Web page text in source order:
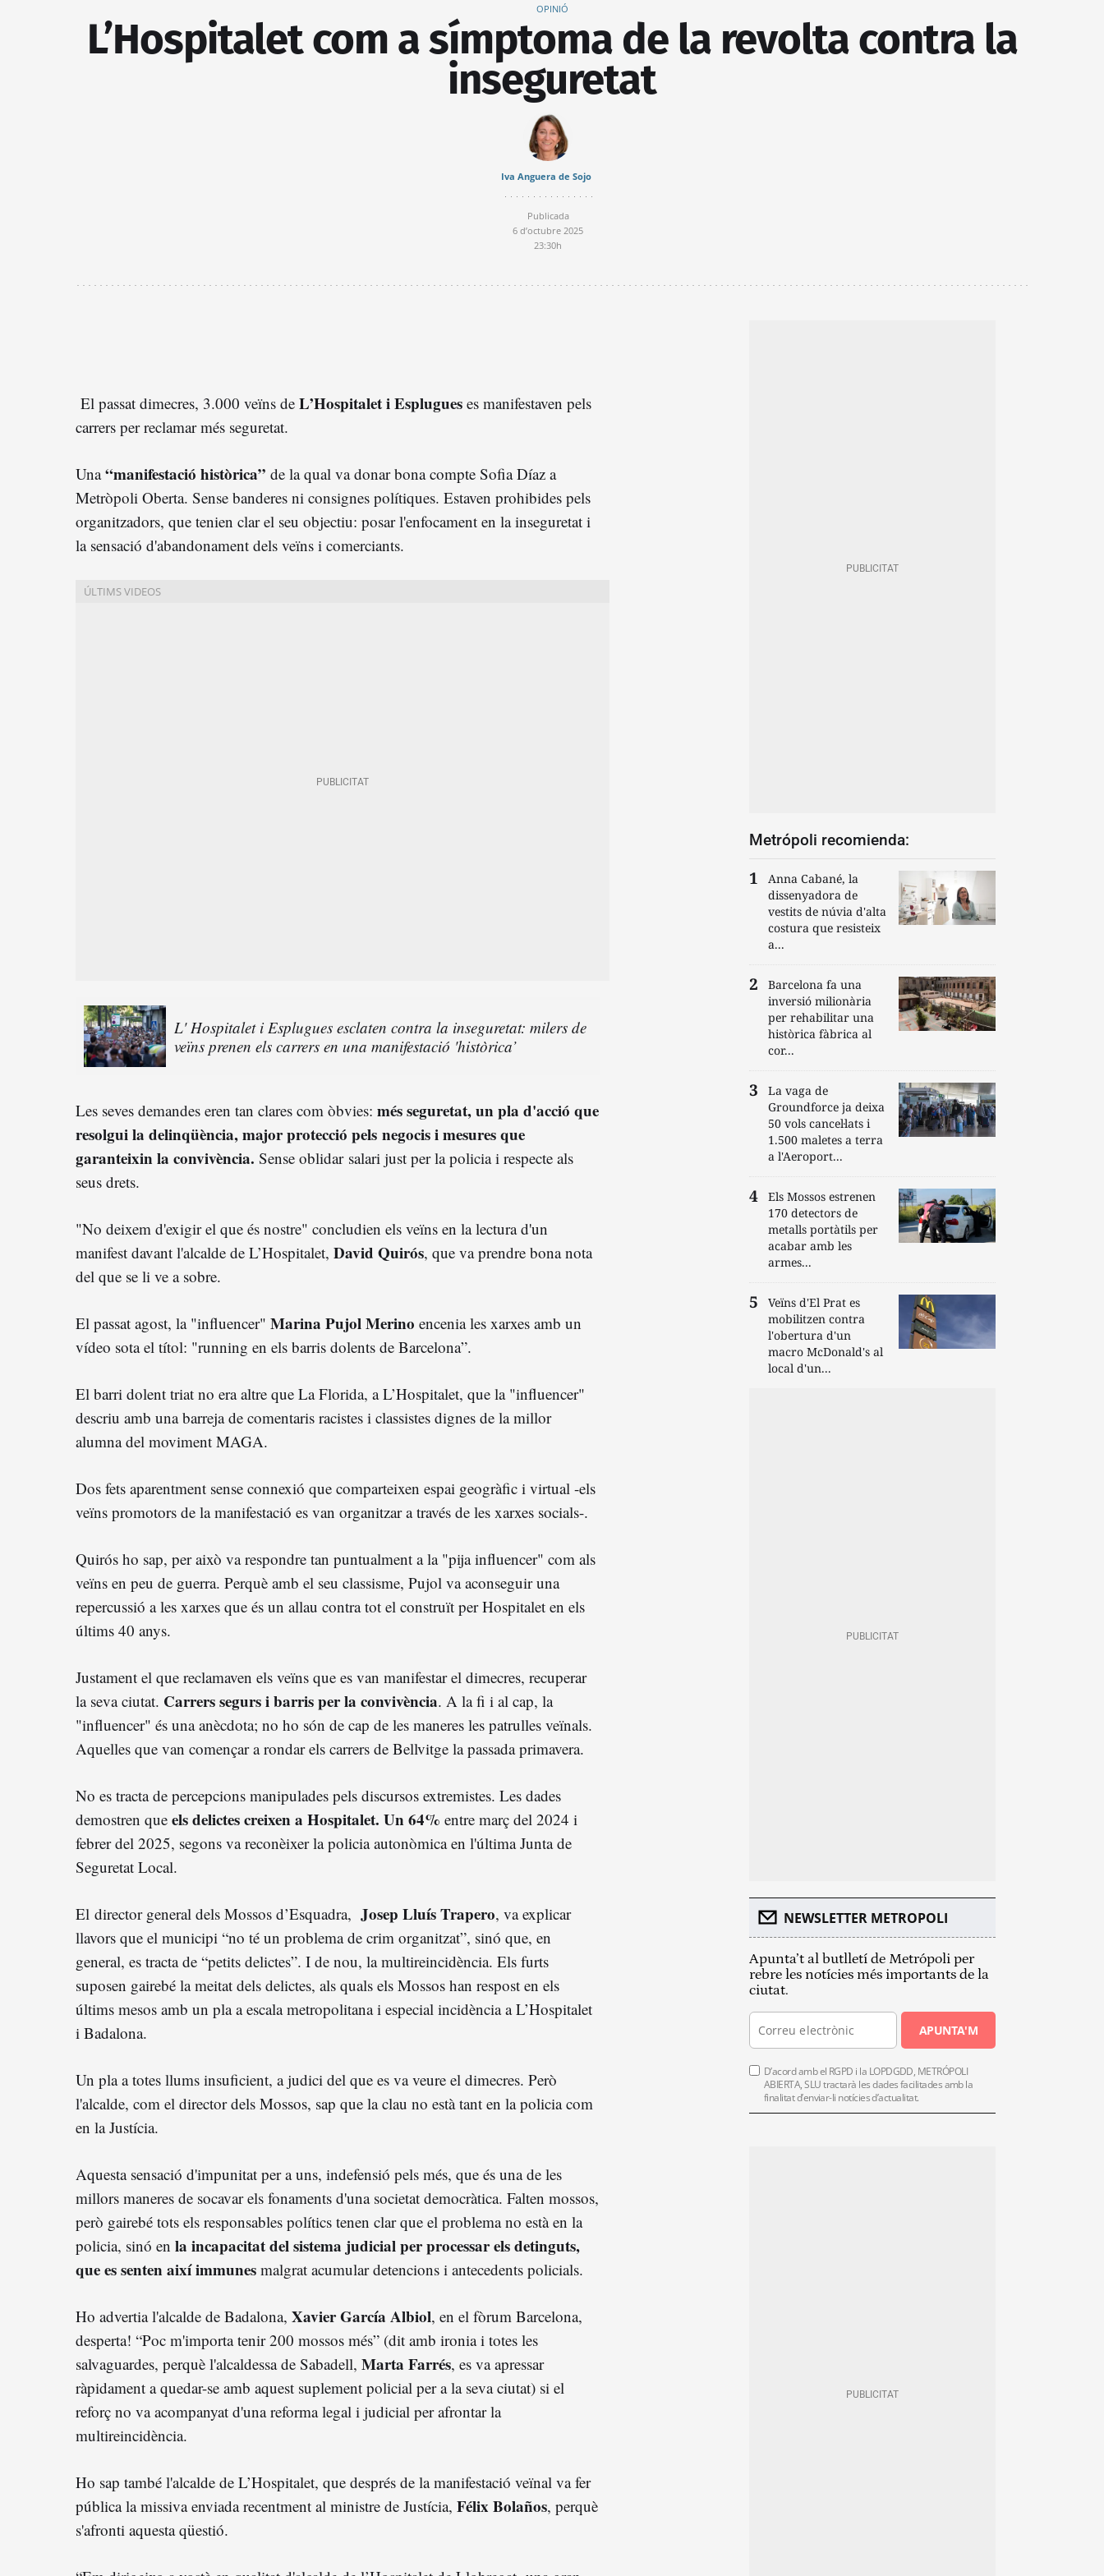
OPINIÓ
L’Hospitalet com a símptoma de la revolta contra la
inseguretat
Iva Anguera de Sojo
Publicada
6 d’octubre 2025
23:30h
El passat dimecres, 3.000 veïns de L’Hospitalet i Esplugues es manifestaven pels
carrers per reclamar més seguretat.
Una“manifestació històrica” de la qual va donar bona compte Sofia Díaz a
Metròpoli Oberta. Sense banderes ni consignes polítiques. Estaven prohibides pels
organitzadors, que tenien clar el seu objectiu: posar l'enfocament en la inseguretat i
la sensació d'abandonament dels veïns i comerciants.
L' Hospitalet i Esplugues esclaten contra la inseguretat: milers de
veïns prenen els carrers en una manifestació 'històrica’
Les seves demandes eren tan clares com òbvies: més seguretat, un pla d'acció que
resolgui la delinqüència, major protecció pels negocis i mesures que
garanteixin la convivència. Sense oblidar salari just per la policia i respecte als
seus drets.
"No deixem d'exigir el que és nostre" concludien els veïns en la lectura d'un
manifest davant l'alcalde de L’Hospitalet, David Quirós, que va prendre bona nota
del que se li ve a sobre.
El passat agost, la "influencer" Marina Pujol Merino encenia les xarxes amb un
vídeo sota el títol: "running en els barris dolents de Barcelona”.
El barri dolent triat no era altre que La Florida, a L’Hospitalet, que la "influencer"
descriu amb una barreja de comentaris racistes i classistes dignes de la millor
alumna del moviment MAGA.
Dos fets aparentment sense connexió que comparteixen espai geogràfic i virtual -els
veïns promotors de la manifestació es van organitzar a través de les xarxes socials-.
Quirós ho sap, per això va respondre tan puntualment a la "pija influencer" com als
veïns en peu de guerra. Perquè amb el seu classisme, Pujol va aconseguir una
repercussió a les xarxes que és un allau contra tot el construït per Hospitalet en els
últims 40 anys.
Justament el que reclamaven els veïns que es van manifestar el dimecres, recuperar
la seva ciutat. Carrers segurs i barris per la convivència. A la fi i al cap, la
"influencer" és una anècdota; no ho són de cap de les maneres les patrulles veïnals.
Aquelles que van començar a rondar els carrers de Bellvitge la passada primavera.
No es tracta de percepcions manipulades pels discursos extremistes. Les dades
demostren que els delictes creixen a Hospitalet. Un 64% entre març del 2024 i
febrer del 2025, segons va reconèixer la policia autonòmica en l'última Junta de
Seguretat Local.
El director general dels Mossos d’Esquadra, Josep Lluís Trapero, va explicar
llavors que el municipi “no té un problema de crim organitzat”, sinó que, en
general, es tracta de “petits delictes”. I de nou, la multireincidència. Els furts
suposen gairebé la meitat dels delictes, als quals els Mossos han respost en els
últims mesos amb un pla a escala metropolitana i especial incidència a L’Hospitalet
i Badalona.
Un pla a totes llums insuficient, a judici del que es va veure el dimecres. Però
l'alcalde, com el director dels Mossos, sap que la clau no està tant en la policia com
en la Justícia.
Aquesta sensació d'impunitat per a uns, indefensió pels més, que és una de les
millors maneres de socavar els fonaments d'una societat democràtica. Falten mossos,
però gairebé tots els responsables polítics tenen clar que el problema no està en la
policia, sinó en la incapacitat del sistema judicial per processar els detinguts,
que es senten així immunes malgrat acumular detencions i antecedents policials.
Ho advertia l'alcalde de Badalona, Xavier García Albiol, en el fòrum Barcelona,
desperta! “Poc m'importa tenir 200 mossos més” (dit amb ironia i totes les
salvaguardes, perquè l'alcaldessa de Sabadell, Marta Farrés, es va apressar
ràpidament a quedar-se amb aquest suplement policial per a la seva ciutat) si el
reforç no va acompanyat d'una reforma legal i judicial per afrontar la
multireincidència.
Ho sap també l'alcalde de L’Hospitalet, que després de la manifestació veïnal va fer
pública la missiva enviada recentment al ministre de Justícia, Félix Bolaños, perquè
s'afronti aquesta qüestió.
Metrópoli recomienda:
Anna Cabané, la
dissenyadora de
vestits de núvia d'alta
costura que resisteix
a...
Barcelona fa una
inversió milionària
per rehabilitar una
històrica fàbrica al
cor...
La vaga de
Groundforce ja deixa
50 vols cancel·lats i
1.500 maletes a terra
a l'Aeroport...
Els Mossos estrenen
170 detectors de
metalls portàtils per
acabar amb les
armes...
Veïns d'El Prat es
mobilitzen contra
l'obertura d'un
macro McDonald's al
local d'un...
NEWSLETTER METROPOLI
Apunta’t al butlletí de Metrópoli per
rebre les notícies més importants de la
ciutat.
APUNTA'M
D’acord amb el RGPD i la LOPDGDD, METRÓPOLI
ABIERTA, SLU tractarà les dades facilitades amb la
finalitat d’enviar-li notícies d’actualitat.